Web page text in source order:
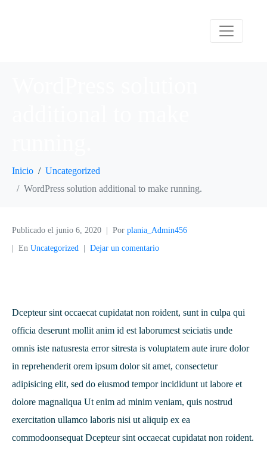
Inicio
Uncategorized
WordPress solution additional to make running.
Publicado el junio 6, 2020 Por plania_Admin456
En Uncategorized Dejar un comentario
Dcepteur sint occaecat cupidatat non roident, sunt in culpa qui
officia deserunt mollit anim id est laborumest seiciatis unde
omnis iste natusresta error sitresta is voluptatem aute irure dolor
in reprehenderit orem ipsum dolor sit amet, consectetur
adipisicing elit, sed do eiusmod tempor incididunt ut labore et
dolore magnaliqua Ut enim ad minim veniam, quis nostrud
exercitation ullamco laboris nisi ut aliquip ex ea
commodoonsequat Dcepteur sint occaecat cupidatat non roident.